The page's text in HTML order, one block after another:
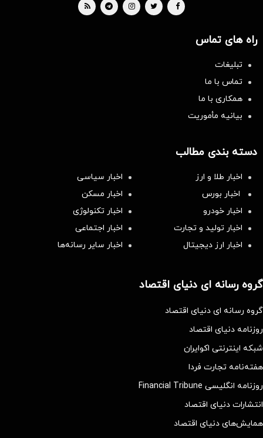
راه های تماس
تبلیغات
تماس با ما
همکاری با ما
بیانیه مأموریت
دسته بندی مطالب
اخبار طلا و ارز
اخبار سیاسی
اخبار بورس
اخبار مسکن
اخبار خودرو
اخبار تکنولوژی
اخبار تولید و تجارت
اخبار اجتماعی
اخبار ارز دیجیتال
اخبار سایر رسانه‌‌ها
گروه رسانه ای دنیای اقتصاد
گروه رسانه ای دنیای اقتصاد
روزنامه دنیای اقتصاد
شبکه اینترنتی اکوایران
هفته‌نامه تجارت فردا
روزنامه انگلیسی Financial Tribune
انتشارات دنیای اقتصاد
همایش‌های دنیای اقتصاد